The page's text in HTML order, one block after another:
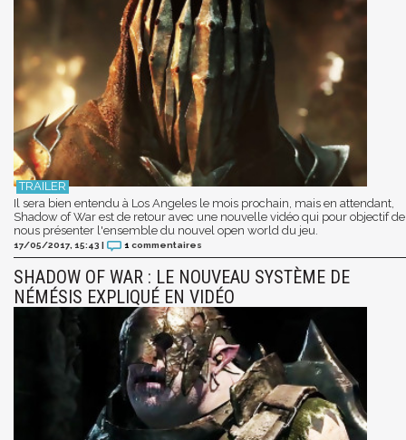
Il sera bien entendu à Los Angeles le mois prochain, mais en attendant,
Shadow of War est de retour avec une nouvelle vidéo qui pour objectif de
nous présenter l'ensemble du nouvel open world du jeu.
17/05/2017, 15:43 1 commentaires
SHADOW OF WAR : LE NOUVEAU SYSTÈME DE
NÉMÉSIS EXPLIQUÉ EN VIDÉO